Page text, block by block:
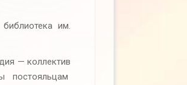
им.
— коллектив
постояльцам